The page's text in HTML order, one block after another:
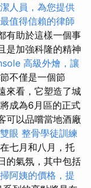
人員，為您提供
值得信賴的律師
有助於這樣一個事
是加強科隆的精神
高級外燴，讓
不僅是一個節
來看，它塑造了城
成為6月區的正式
可以品嚐當地酒廠
眼 整骨學徒訓練
在七月和八月，托
的氣氛，其中包括
阿姨的價格，提